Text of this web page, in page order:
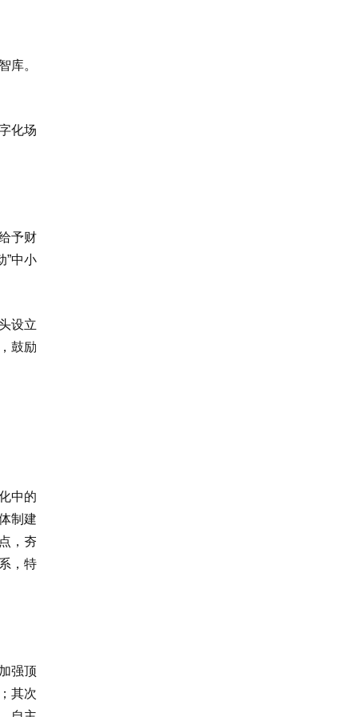
库。
化场
予财
”中小
设立
鼓励
中的
制建
，夯
，特
强顶
其次